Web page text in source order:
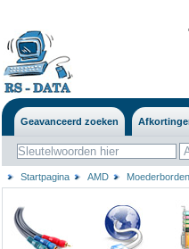
'
Geavanceerd zoeken
Startpagina AMD